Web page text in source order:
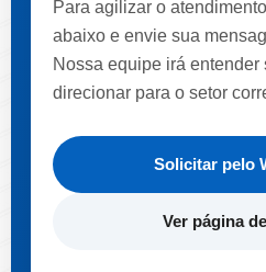
Para agilizar o
abaixo e envie sua
Nossa equipe irá
direcionar para o setor
Solicitar pelo
Ver página